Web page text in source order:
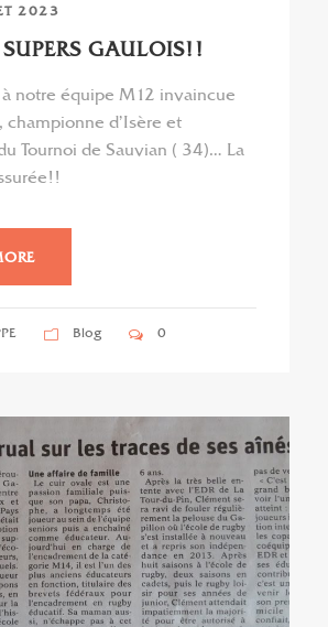
2023
GAULOIS!!
notre équipe M12 invaincue
championne d’Isère et
Tournoi de Sauvian ( 34)… La
Blog 0